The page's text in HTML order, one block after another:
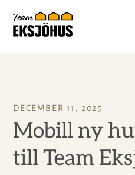
DECEMBER 11, 2025
Mobill ny
till Team